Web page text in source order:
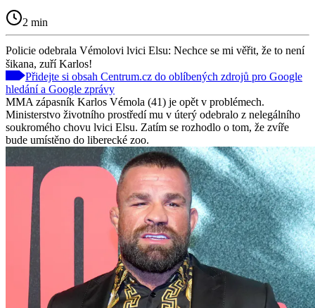
2 min
Policie odebrala Vémolovi lvici Elsu: Nechce se mi věřit, že to není
šikana, zuří Karlos!
Přidejte si obsah Centrum.cz do oblíbených zdrojů pro Google
hledání a Google zprávy
MMA zápasník Karlos Vémola (41) je opět v problémech.
Ministerstvo životního prostředí mu v úterý odebralo z nelegálního
soukromého chovu lvici Elsu. Zatím se rozhodlo o tom, že zvíře
bude umístěno do liberecké zoo.